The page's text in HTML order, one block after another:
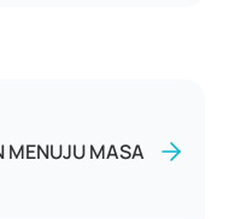
MENUJU MASA